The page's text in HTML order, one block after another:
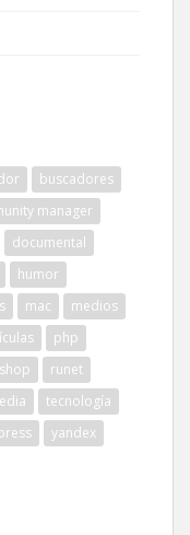
buscadores
manager
documental
humor
mac
medios
php
runet
tecnología
yandex